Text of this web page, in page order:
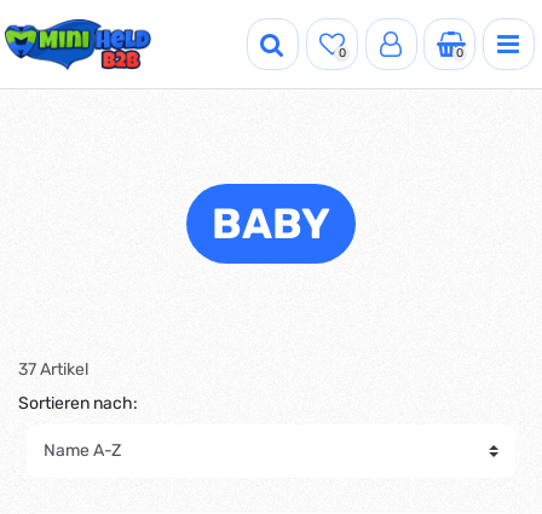
0 0
BABY
37 Artikel
Sortieren nach: